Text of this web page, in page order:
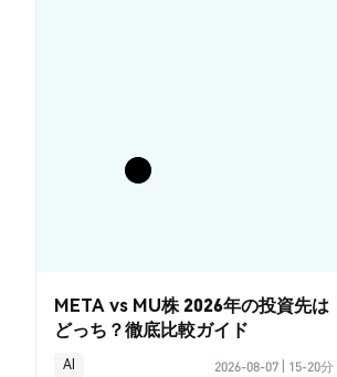
META vs MU株 2026年の投資先は
どっち？徹底比較ガイド
AI 2026-08-07 15-20分